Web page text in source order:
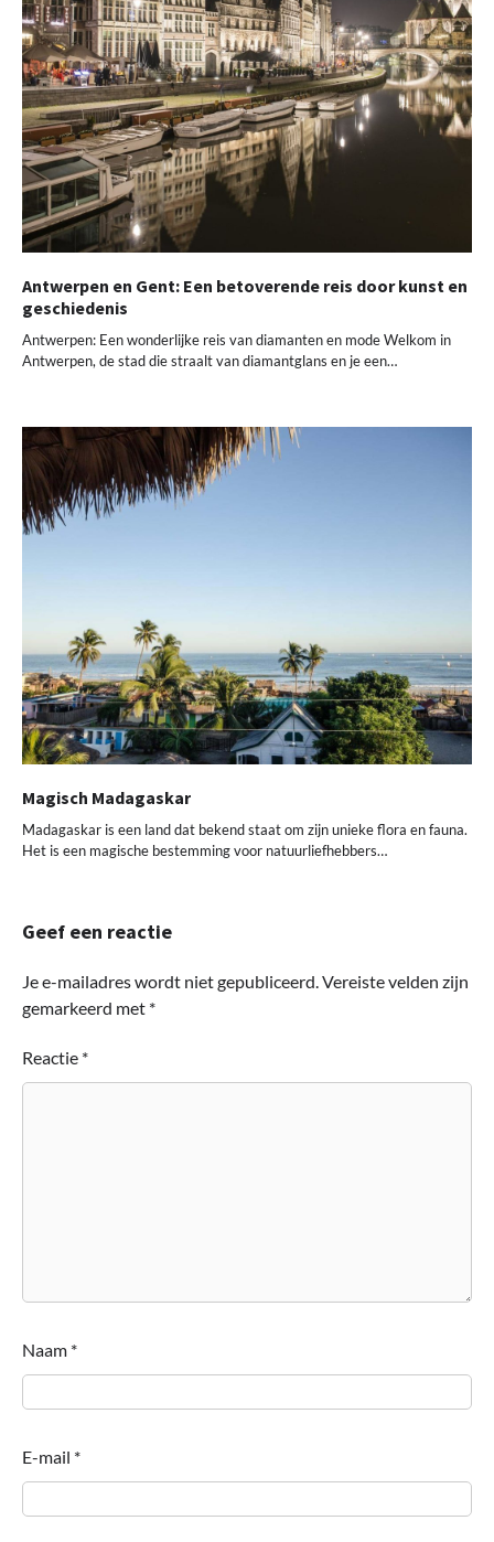
Antwerpen en Gent: Een betoverende reis door kunst en
geschiedenis
Antwerpen: Een wonderlijke reis van diamanten en mode Welkom in
Antwerpen, de stad die straalt van diamantglans en je een…
Magisch Madagaskar
Madagaskar is een land dat bekend staat om zijn unieke flora en fauna.
Het is een magische bestemming voor natuurliefhebbers…
Geef een reactie
Je e-mailadres wordt niet gepubliceerd. Vereiste velden zijn
gemarkeerd met *
Reactie *
Naam *
E-mail *